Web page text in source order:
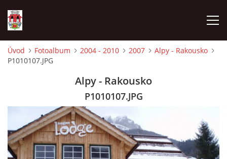
ÚVOD
HASIČI
VOLBY
Úvod Fotoalbum 2004 - 2010 2007
Alpy - Rakousko
P1010107.JPG
Alpy - Rakousko
P1010107.JPG